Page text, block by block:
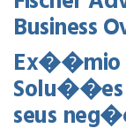
Business
Ex��mio
Solu��es
seus